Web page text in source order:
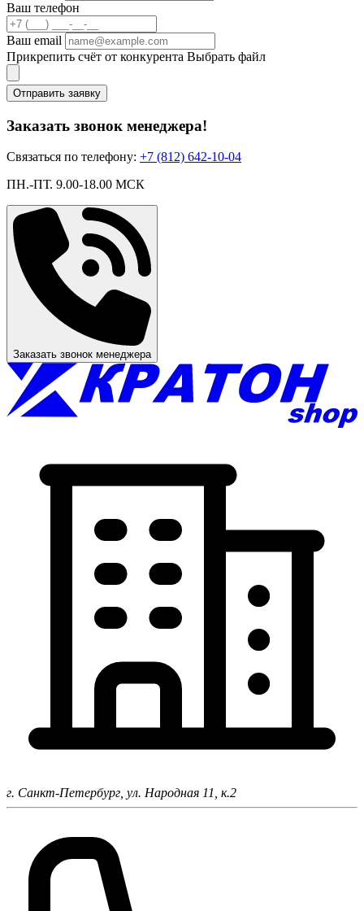
Ваш телефон
Ваш email
Прикрепить счёт от конкурента Выбрать файл
Отправить заявку
Заказать звонок менеджера!
Связаться по телефону: +7 (812) 642-10-04
ПН.-ПТ. 9.00-18.00 МСК
Заказать звонок менеджера
г. Санкт-Петербург, ул. Народная 11, к.2